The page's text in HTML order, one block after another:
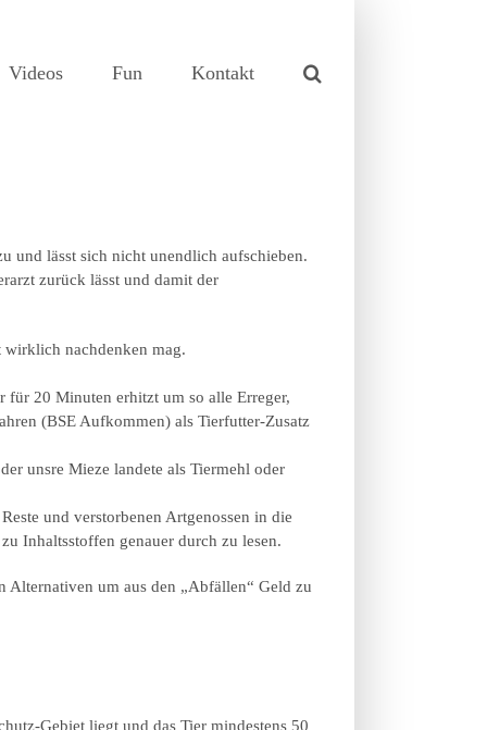
Videos Fun Kontakt
und lässt sich nicht unendlich aufschieben.
zurück lässt und damit der
wirklich nachdenken mag.
20 Minuten erhitzt um so alle Erreger,
(BSE Aufkommen) als Tierfutter-Zusatz
unsre Mieze landete als Tiermehl oder
und verstorbenen Artgenossen in die
Inhaltsstoffen genauer durch zu lesen.
Alternativen um aus den „Abfällen“ Geld zu
Gebiet liegt und das Tier mindestens 50